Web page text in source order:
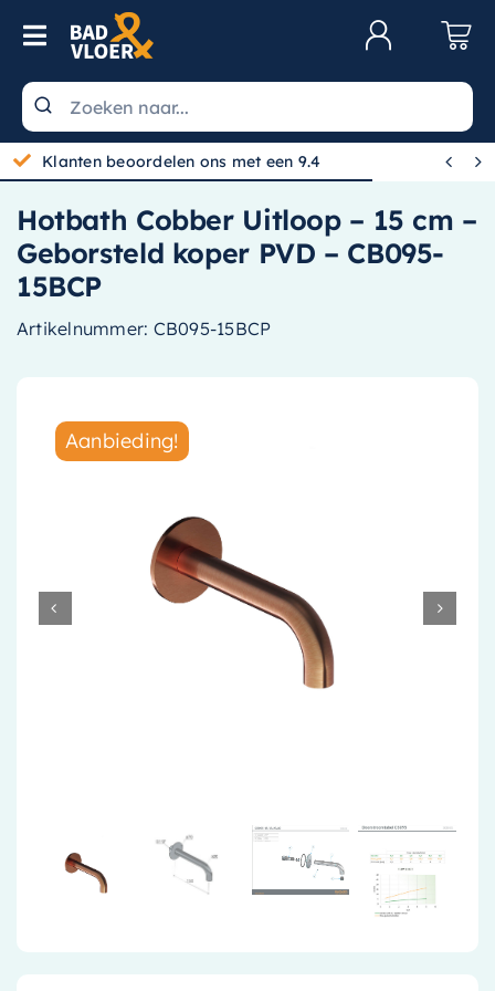
Skip to content
Toggle Navigation
Wastafels
Toiletten
Spiegels
Kranen
Douche
Radiatoren
Installatiemateriaal
Klimaatbeheersing
Klanten beoordelen ons met een 9.4  
Hotbath Cobber Uitloop – 15 cm –
Geborsteld koper PVD – CB095-
15BCP
Artikelnummer: CB095-15BCP
Aanbieding!